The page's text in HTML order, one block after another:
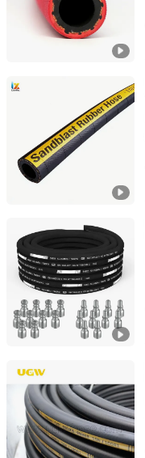
Dongying Lixin New
Shandong, China
Huajun Environmental
Shandong, China
HEBEI YOULU FLUID
Hebei, China